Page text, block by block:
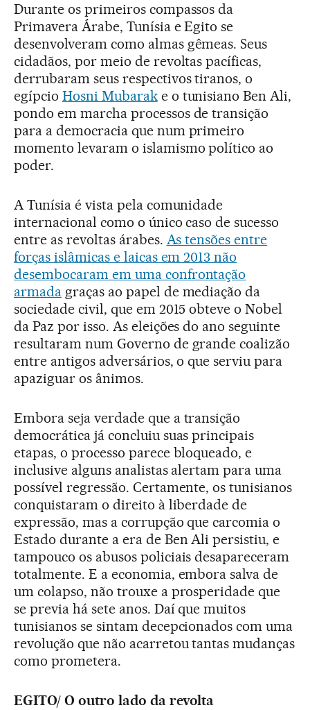
Durante os primeiros compassos da
Primavera Árabe, Tunísia e Egito se
desenvolveram como almas gêmeas. Seus
cidadãos, por meio de revoltas pacíficas,
derrubaram seus respectivos tiranos, o
egípcio Hosni Mubarake o tunisiano Ben Ali,
pondo em marcha processos de transição
para a democracia que num primeiro
momento levaram o islamismo político ao
poder.
A Tunísia é vista pela comunidade
internacional como o único caso de sucesso
entre as revoltas árabes. As tensões entre
forças islâmicas e laicas em 2013 não
desembocaram em uma confrontação
armadagraças ao papel de mediação da
sociedade civil, que em 2015 obteve o Nobel
da Paz por isso. As eleições do ano seguinte
resultaram num Governo de grande coalizão
entre antigos adversários, o que serviu para
apaziguar os ânimos.
Embora seja verdade que a transição
democrática já concluiu suas principais
etapas, o processo parece bloqueado, e
inclusive alguns analistas alertam para uma
possível regressão. Certamente, os tunisianos
conquistaram o direito à liberdade de
expressão, mas a corrupção que carcomia o
Estado durante a era de Ben Ali persistiu, e
tampouco os abusos policiais desapareceram
totalmente. E a economia, embora salva de
um colapso, não trouxe a prosperidade que
se previa há sete anos. Daí que muitos
tunisianos se sintam decepcionados com uma
revolução que não acarretou tantas mudanças
como prometera.
EGITO/ O outro lado da revolta